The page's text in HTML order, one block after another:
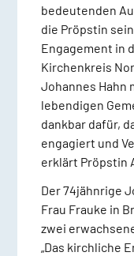
bedeutenden
die Pröpstin
Engagement in
Kirchenkreis
Johannes Hahn
lebendigen
dankbar dafür,
engagiert und
erklärt Pröpstin
Der 74jähnrige
Frau Frauke in
zwei
„Das kirchliche